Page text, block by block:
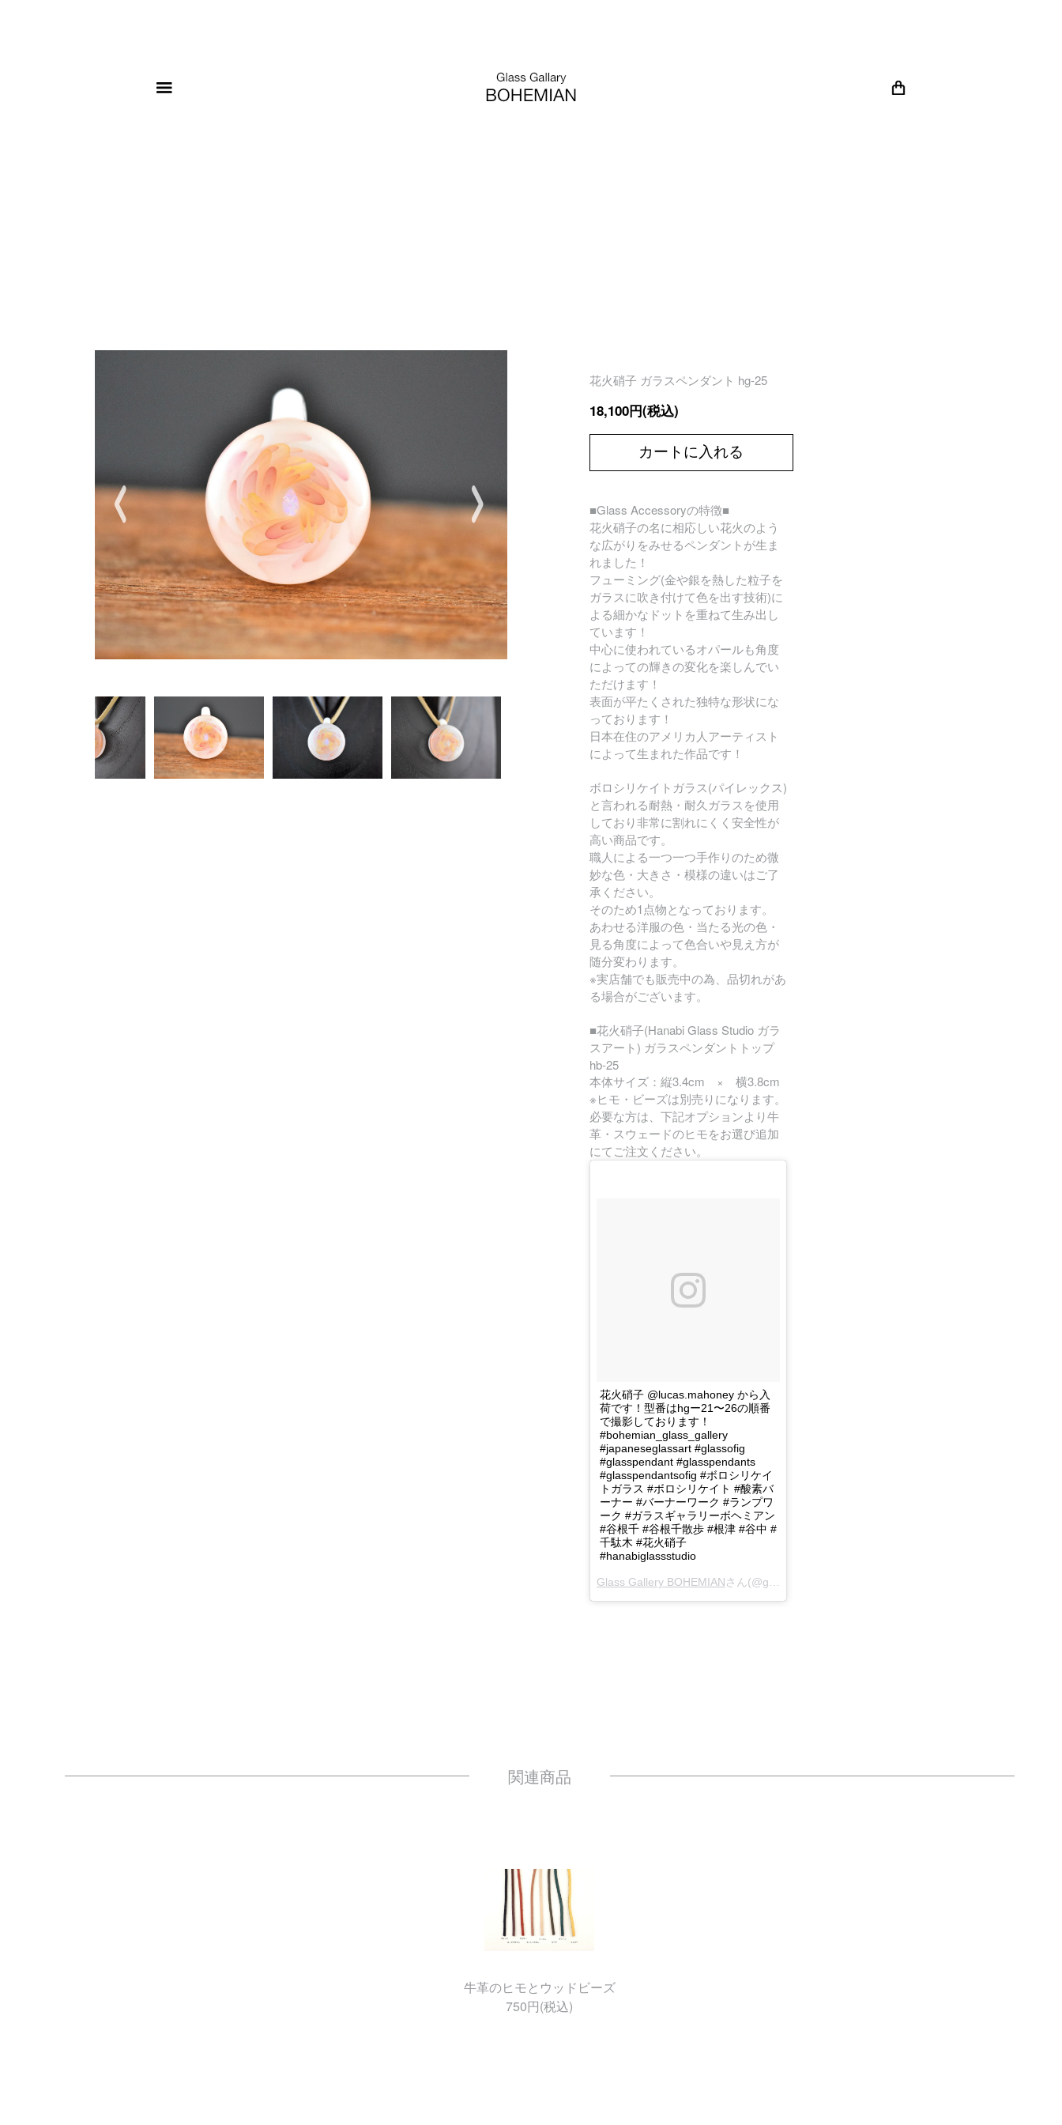
花火硝子 ガラスペンダント hg-25
18,100円(税込)
カートに入れる
■Glass Accessoryの特徴■
花火硝子の名に相応しい花火のよう
な広がりをみせるペンダントが生ま
れました！
フューミング(金や銀を熱した粒子を
ガラスに吹き付けて色を出す技術)に
よる細かなドットを重ねて生み出し
ています！
中心に使われているオパールも角度
によっての輝きの変化を楽しんでい
ただけます！
表面が平たくされた独特な形状にな
っております！
日本在住のアメリカ人アーティスト
によって生まれた作品です！
ボロシリケイトガラス(パイレックス)
と言われる耐熱・耐久ガラスを使用
しており非常に割れにくく安全性が
高い商品です。
職人による一つ一つ手作りのため微
妙な色・大きさ・模様の違いはご了
承ください。
そのため1点物となっております。
あわせる洋服の色・当たる光の色・
見る角度によって色合いや見え方が
随分変わります。
※実店舗でも販売中の為、品切れがあ
る場合がございます。
■花火硝子(Hanabi Glass Studio ガラ
スアート) ガラスペンダントトップ
hb-25
本体サイズ：縦3.4cm × 横3.8cm
※ヒモ・ビーズは別売りになります。
必要な方は、下記オプションより牛
革・スウェードのヒモをお選び追加
にてご注文ください。
花火硝子 @lucas.mahoney から入
荷です！型番はhgー21〜26の順番
で撮影しております！
#bohemian_glass_gallery
#japaneseglassart #glassofig
#glasspendant #glasspendants
#glasspendantsofig #ボロシリケイ
トガラス #ボロシリケイト #酸素バ
ーナー #バーナーワーク #ランプワ
ーク #ガラスギャラリーボヘミアン
#谷根千 #谷根千散歩 #根津 #谷中 #
千駄木 #花火硝子
#hanabiglassstudio
Glass Gallery BOHEMIANさん(@glass_gallery_bohemian)がシェアした投稿 -
牛革のヒモとウッドビーズ
750円(税込)